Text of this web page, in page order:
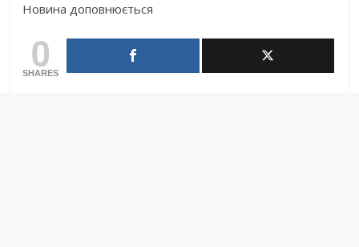
Новина доповнюється
0
SHARES